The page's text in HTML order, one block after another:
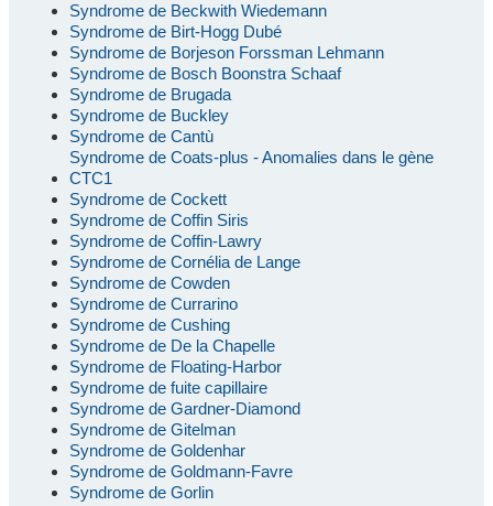
Syndrome de Beckwith Wiedemann
Syndrome de Birt-Hogg Dubé
Syndrome de Borjeson Forssman Lehmann
Syndrome de Bosch Boonstra Schaaf
Syndrome de Brugada
Syndrome de Buckley
Syndrome de Cantù
Syndrome de Coats-plus - Anomalies dans le gène
CTC1
Syndrome de Cockett
Syndrome de Coffin Siris
Syndrome de Coffin-Lawry
Syndrome de Cornélia de Lange
Syndrome de Cowden
Syndrome de Currarino
Syndrome de Cushing
Syndrome de De la Chapelle
Syndrome de Floating-Harbor
Syndrome de fuite capillaire
Syndrome de Gardner-Diamond
Syndrome de Gitelman
Syndrome de Goldenhar
Syndrome de Goldmann-Favre
Syndrome de Gorlin